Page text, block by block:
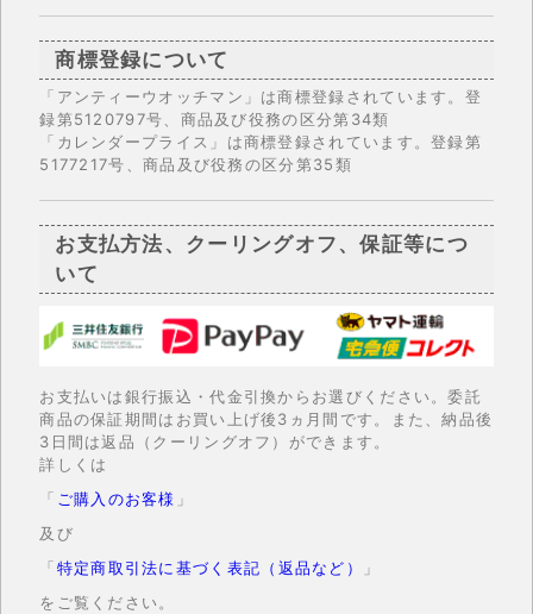
商標登録について
「アンティーウオッチマン」は商標登録されています。登
録第5120797号、商品及び役務の区分第34類
「カレンダープライス」は商標登録されています。登録第
5177217号、商品及び役務の区分第35類
お支払方法、クーリングオフ、保証等につ
いて
お支払いは銀行振込・代金引換からお選びください。委託
商品の保証期間はお買い上げ後3ヵ月間です。また、納品後
3日間は返品（クーリングオフ）ができます。
詳しくは
「 ご購入のお客様 」
及び
「特定商取引法に基づく表記（返品など）
」
をご覧ください。